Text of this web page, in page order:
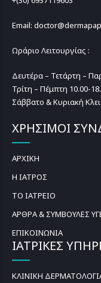
Email:
Ωράριο Λειτουργίας :
Δευτέρα – Τετάρτη –
Τρίτη – Πέμπτη 10.00-
Σάββατο & Κυριακή
ΧΡΗΣΙΜΟΙ
ΑΡΧΙΚΗ
Η ΙΑΤΡΟΣ
ΤΟ ΙΑΤΡΕΙΟ
ΑΡΘΡΑ & ΣΥΜΒΟΥΛΕΣ
ΕΠΙΚΟΙΝΩΝΙΑ
ΙΑΤΡΙΚΕΣ
ΚΛΙΝΙΚΗ